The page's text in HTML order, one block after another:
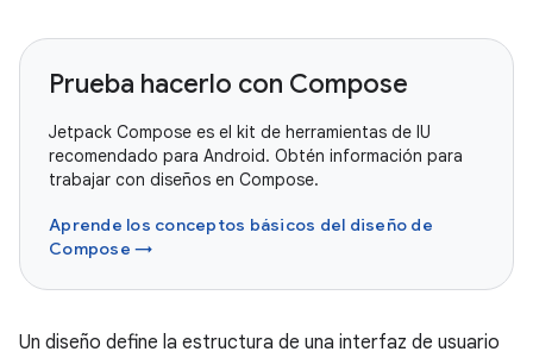
Prueba hacerlo con Compose
Jetpack Compose es el kit de herramientas de IU
recomendado para Android. Obtén información para
trabajar con diseños en Compose.
Aprende los conceptos básicos del diseño de
Compose →
Un diseño define la estructura de una interfaz de usuario